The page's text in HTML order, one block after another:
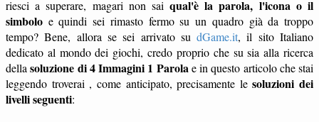
riesci a superare, magari non saiqual'è la parola, l'icona o il
simbolo e quindi sei rimasto fermo su un quadro già da troppo
tempo? Bene, allora se sei arrivato sudGame.it, il sito Italiano
dedicato al mondo dei giochi, credo proprio che su sia alla ricerca
dellasoluzione di 4 Immagini 1 Parola e in questo articolo che stai
leggendo troverai , come anticipato, precisamente lesoluzioni dei
livelli seguenti: